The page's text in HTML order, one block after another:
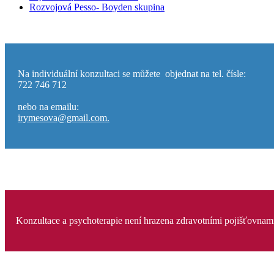
Rozvojová Pesso- Boyden skupina
Na individuální konzultaci se můžete objednat na tel. čísle:
722 746 712
nebo na emailu:
irymesova@gmail.com.
Konzultace a psychoterapie není hrazena zdravotními